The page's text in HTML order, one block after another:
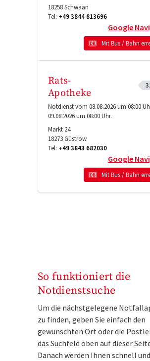
18258Schwaan
Tel: +49 3844 813696
Google
Mit Bus / Bahn
Rats-
Apotheke
Notdienst vom 08.08.2026 um 08:00
09.08.2026 um 08:00 Uhr.
Markt 24
18273Güstrow
Tel: +49 3843 682030
Google
Mit Bus / Bahn
So funktioniert die
Notdienstsuche
Um die nächstgelegene
zu finden, geben Sie einfach den
gewünschten Ort oder die
das Suchfeld oben auf dieser
Danach werden Ihnen schnell und